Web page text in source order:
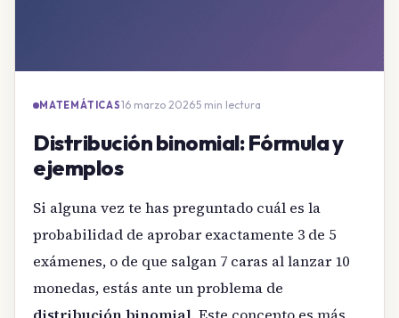
MATEMÁTICAS16 marzo 2026·5 min lectura
Distribución binomial: Fórmula y
ejemplos
Si alguna vez te has preguntado cuál es la
probabilidad de aprobar exactamente 3 de 5
exámenes, o de que salgan 7 caras al lanzar 10
monedas, estás ante un problema de